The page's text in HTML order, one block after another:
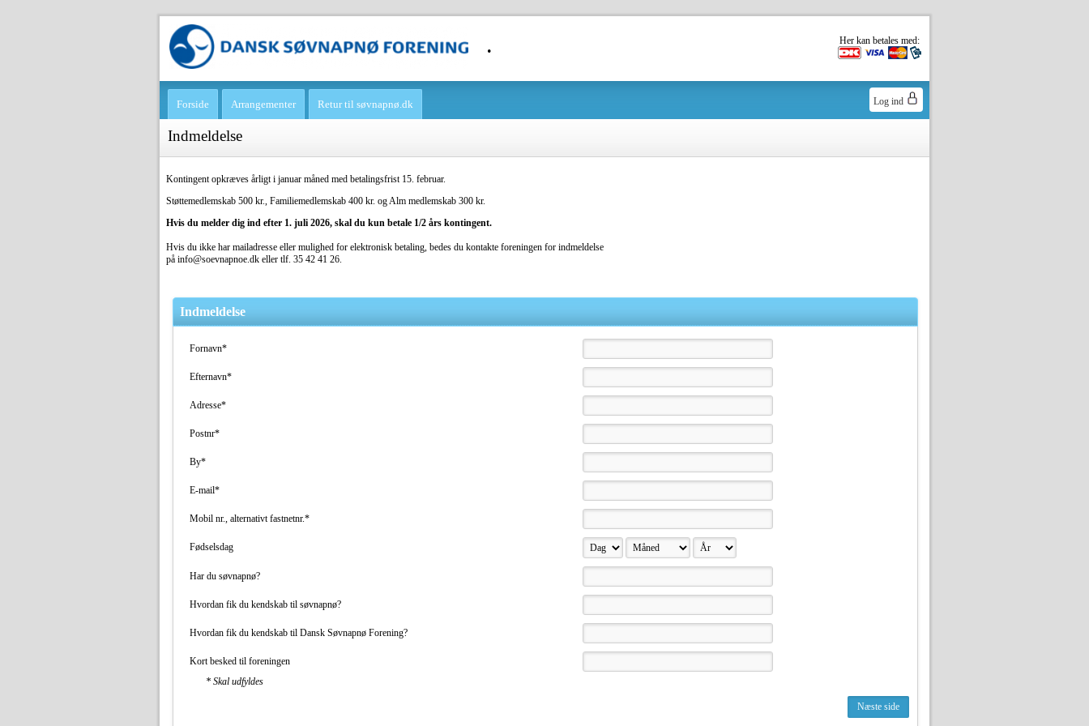
Her kan betales med:
.
Log ind
Forside Arrangementer Retur til søvnapnø.dk
Indmeldelse
Kontingent opkræves årligt i januar måned med betalingsfrist 15. februar.
Støttemedlemskab 500 kr., Familiemedlemskab 400 kr. og Alm medlemskab 300 kr.
Hvis du melder dig ind efter 1. juli 2026, skal du kun betale 1/2 års kontingent.
Hvis du ikke har mailadresse eller mulighed for elektronisk betaling, bedes du kontakte foreningen for indmeldelse
på info@soevnapnoe.dk eller tlf. 35 42 41 26.
Indmeldelse
Fornavn*
Efternavn*
Adresse*
Postnr*
By*
E-mail*
Mobil nr., alternativt fastnetnr.*
Fødselsdag
Har du søvnapnø?
Hvordan fik du kendskab til søvnapnø?
Hvordan fik du kendskab til Dansk Søvnapnø Forening?
Kort besked til foreningen
* Skal udfyldes